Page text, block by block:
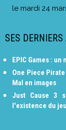
le mardi 24
SES DERNIERS
EPIC Games : un
One Piece
Mal en images
Just Cause 3
l'existence du